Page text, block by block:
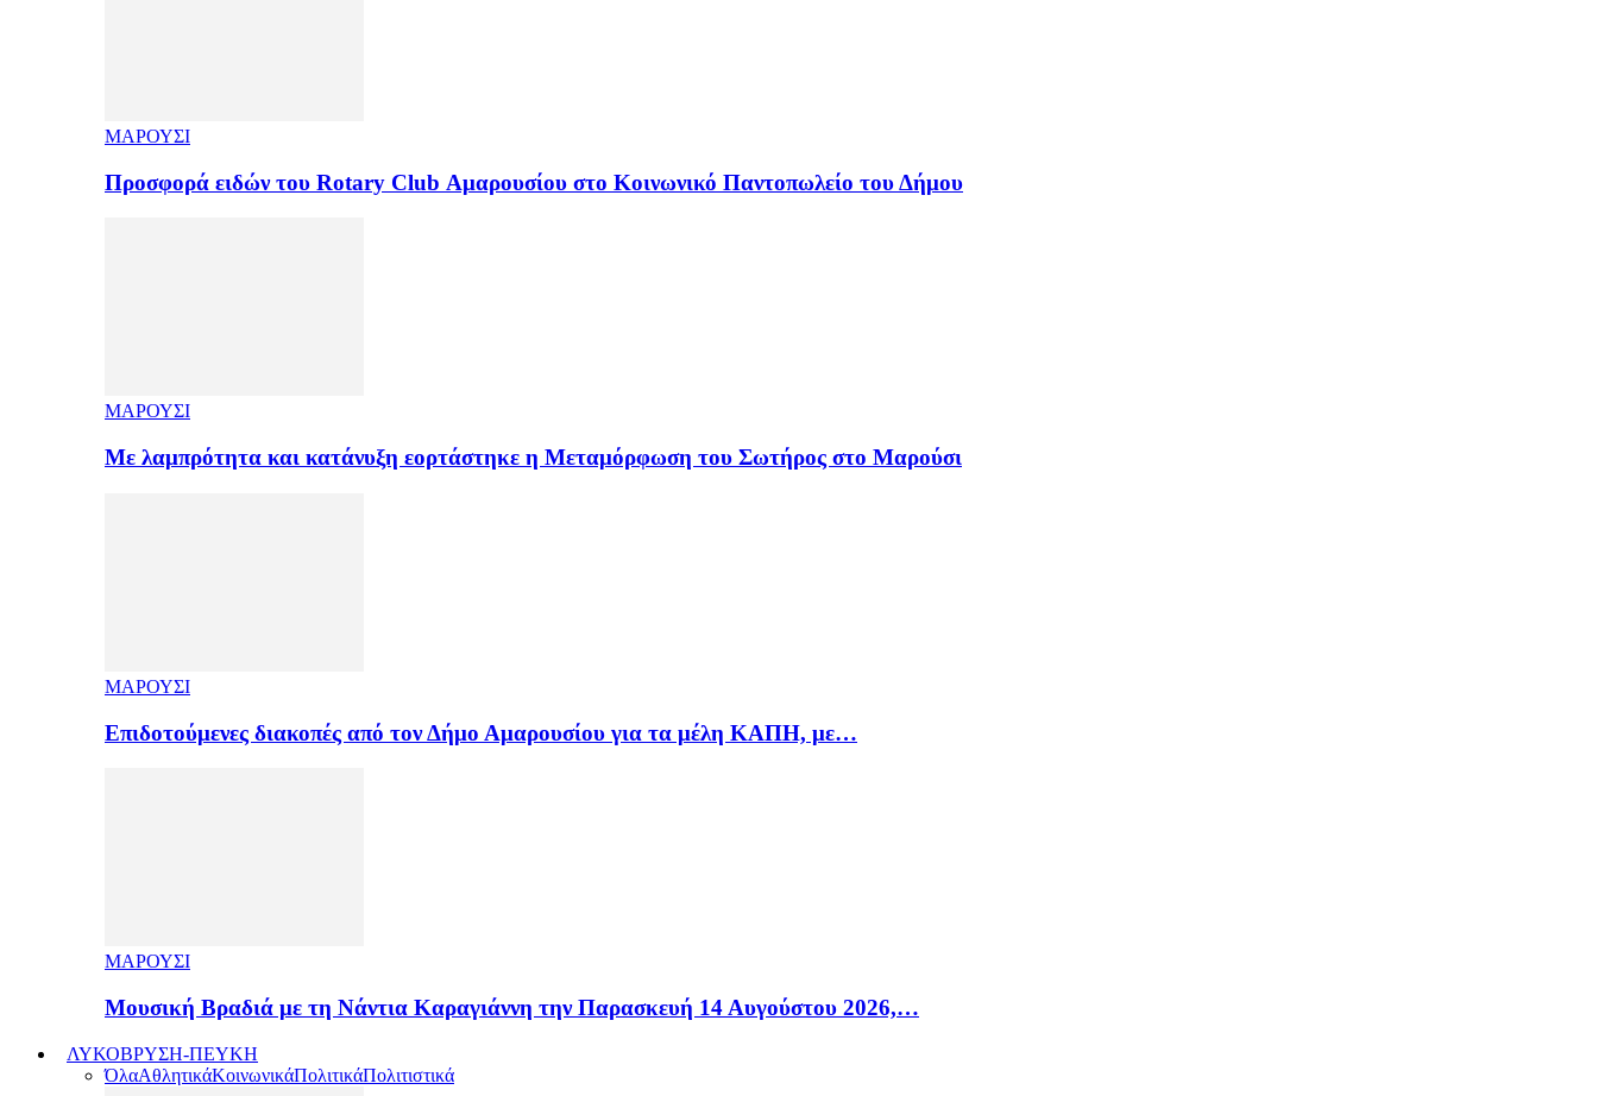
ΜΑΡΟΥΣΙ
Προσφορά ειδών του Rotary Club Αμαρουσίου στο Κοινωνικό Παντοπωλείο του Δήμου
ΜΑΡΟΥΣΙ
Με λαμπρότητα και κατάνυξη εορτάστηκε η Μεταμόρφωση του Σωτήρος στο Μαρούσι
ΜΑΡΟΥΣΙ
Επιδοτούμενες διακοπές από τον Δήμο Αμαρουσίου για τα μέλη ΚΑΠΗ, με…
ΜΑΡΟΥΣΙ
Μουσική Βραδιά με τη Νάντια Καραγιάννη την Παρασκευή 14 Αυγούστου 2026,…
ΛΥΚΟΒΡΥΣΗ-ΠΕΥΚΗ
ΌλαΑθλητικάΚοινωνικάΠολιτικάΠολιτιστικά